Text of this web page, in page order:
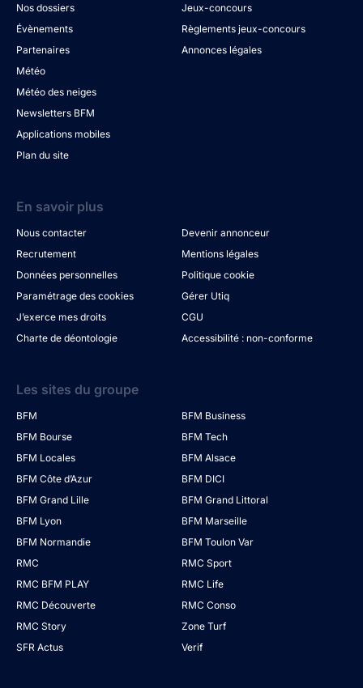
Nos dossiers
Évènements
Partenaires
Météo
Météo des neiges
Newsletters BFM
Applications mobiles
Plan du site
Jeux-concours
Règlements jeux-concours
Annonces légales
En savoir plus
Nous contacter
Devenir annonceur
Recrutement
Mentions légales
Données personnelles
Politique cookie
Paramétrage des cookies
Gérer Utiq
J’exerce mes droits
CGU
Charte de déontologie
Accessibilité : non-conforme
Les sites du groupe
BFM
BFM Business
BFM Bourse
BFM Tech
BFM Locales
BFM Alsace
BFM Côte d’Azur
BFM DICI
BFM Grand Lille
BFM Grand Littoral
BFM Lyon
BFM Marseille
BFM Normandie
BFM Toulon Var
RMC
RMC Sport
RMC BFM PLAY
RMC Life
RMC Découverte
RMC Conso
RMC Story
Zone Turf
SFR Actus
Verif